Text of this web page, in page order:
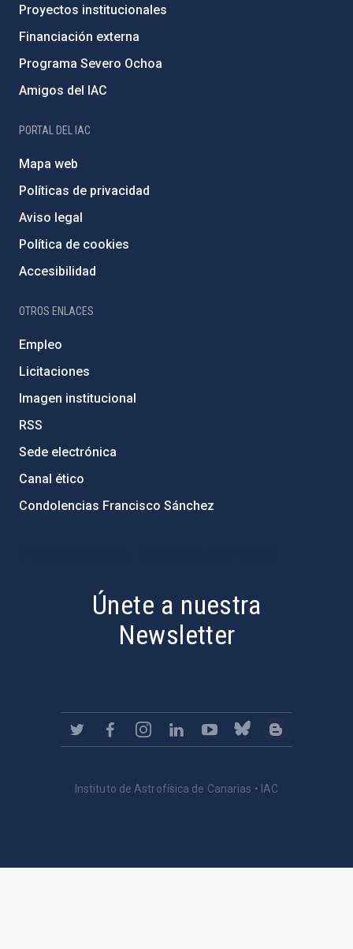
Proyectos institucionales
Financiación externa
Programa Severo Ochoa
Amigos del IAC
PORTAL DEL IAC
Mapa web
Políticas de privacidad
Aviso legal
Política de cookies
Accesibilidad
OTROS ENLACES
Empleo
Licitaciones
Imagen institucional
RSS
Sede electrónica
Canal ético
Condolencias Francisco Sánchez
Únete a nuestra
Newsletter
Instituto de Astrofísica de Canarias • IAC